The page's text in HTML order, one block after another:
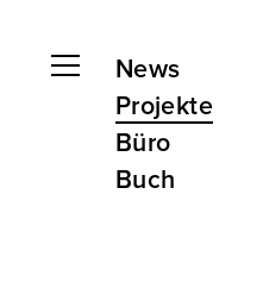
News
Projekte
Büro
Buch